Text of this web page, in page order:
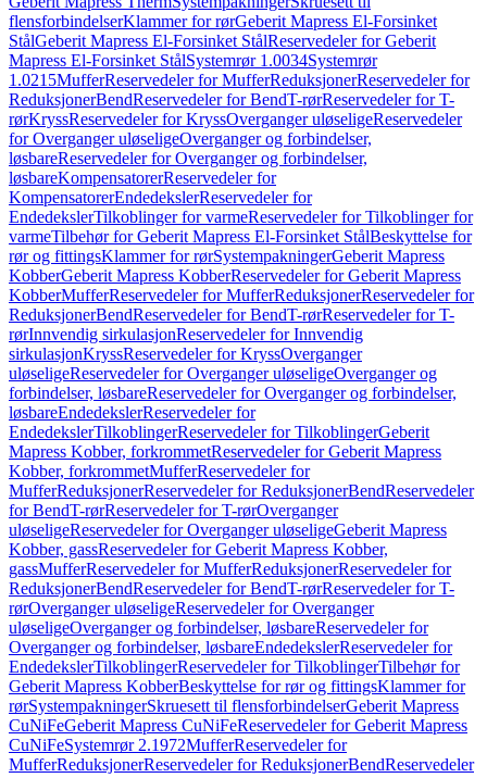
flensforbindelserKlammer for rørGeberit Mapress El-Forsinket
StålGeberit Mapress El-Forsinket StålReservedeler for Geberit
Mapress El-Forsinket StålSystemrør 1.0034Systemrør
1.0215MufferReservedeler for MufferReduksjonerReservedeler for
ReduksjonerBendReservedeler for BendT-rørReservedeler for T-
rørKryssReservedeler for KryssOverganger uløseligeReservedeler
for Overganger uløseligeOverganger og forbindelser,
løsbareReservedeler for Overganger og forbindelser,
løsbareKompensatorerReservedeler for
KompensatorerEndedekslerReservedeler for
EndedekslerTilkoblinger for varmeReservedeler for Tilkoblinger for
varmeTilbehør for Geberit Mapress El-Forsinket StålBeskyttelse for
rør og fittingsKlammer for rørSystempakningerGeberit Mapress
KobberGeberit Mapress KobberReservedeler for Geberit Mapress
KobberMufferReservedeler for MufferReduksjonerReservedeler for
ReduksjonerBendReservedeler for BendT-rørReservedeler for T-
rørInnvendig sirkulasjonReservedeler for Innvendig
sirkulasjonKryssReservedeler for KryssOverganger
uløseligeReservedeler for Overganger uløseligeOverganger og
forbindelser, løsbareReservedeler for Overganger og forbindelser,
løsbareEndedekslerReservedeler for
EndedekslerTilkoblingerReservedeler for TilkoblingerGeberit
Mapress Kobber, forkrommetReservedeler for Geberit Mapress
Kobber, forkrommetMufferReservedeler for
MufferReduksjonerReservedeler for ReduksjonerBendReservedeler
for BendT-rørReservedeler for T-rørOverganger
uløseligeReservedeler for Overganger uløseligeGeberit Mapress
Kobber, gassReservedeler for Geberit Mapress Kobber,
gassMufferReservedeler for MufferReduksjonerReservedeler for
ReduksjonerBendReservedeler for BendT-rørReservedeler for T-
rørOverganger uløseligeReservedeler for Overganger
uløseligeOverganger og forbindelser, løsbareReservedeler for
Overganger og forbindelser, løsbareEndedekslerReservedeler for
EndedekslerTilkoblingerReservedeler for TilkoblingerTilbehør for
Geberit Mapress KobberBeskyttelse for rør og fittingsKlammer for
rørSystempakningerSkruesett til flensforbindelserGeberit Mapress
CuNiFeGeberit Mapress CuNiFeReservedeler for Geberit Mapress
CuNiFeSystemrør 2.1972MufferReservedeler for
MufferReduksjonerReservedeler for ReduksjonerBendReservedeler